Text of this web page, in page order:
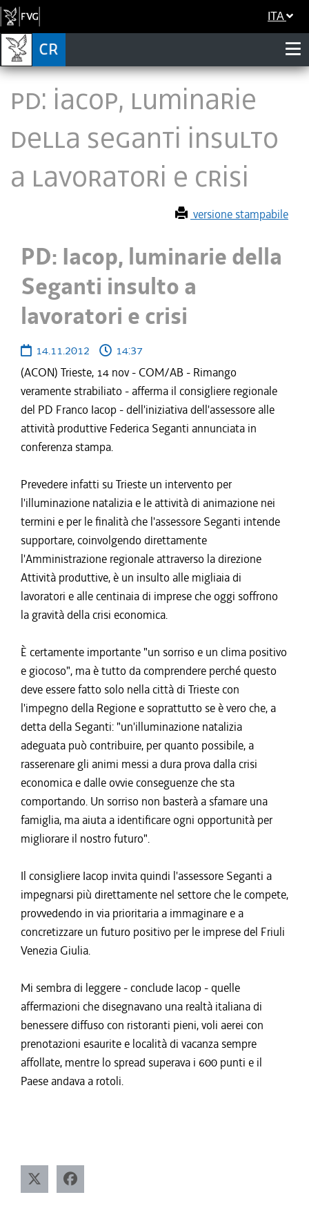
ITA
PD: Iacop, luminarie
della Seganti insulto
a lavoratori e crisi
versione stampabile
PD: Iacop, luminarie della
Seganti insulto a
lavoratori e crisi
14.11.2012
14:37
(ACON) Trieste, 14 nov - COM/AB - Rimango
veramente strabiliato - afferma il consigliere regionale
del PD Franco Iacop - dell'iniziativa dell'assessore alle
attività produttive Federica Seganti annunciata in
conferenza stampa.
Prevedere infatti su Trieste un intervento per
l'illuminazione natalizia e le attività di animazione nei
termini e per le finalità che l'assessore Seganti intende
supportare, coinvolgendo direttamente
l'Amministrazione regionale attraverso la direzione
Attività produttive, è un insulto alle migliaia di
lavoratori e alle centinaia di imprese che oggi soffrono
la gravità della crisi economica.
È certamente importante "un sorriso e un clima positivo
e giocoso", ma è tutto da comprendere perché questo
deve essere fatto solo nella città di Trieste con
l'impegno della Regione e soprattutto se è vero che, a
detta della Seganti: "un'illuminazione natalizia
adeguata può contribuire, per quanto possibile, a
rasserenare gli animi messi a dura prova dalla crisi
economica e dalle ovvie conseguenze che sta
comportando. Un sorriso non basterà a sfamare una
famiglia, ma aiuta a identificare ogni opportunità per
migliorare il nostro futuro".
Il consigliere Iacop invita quindi l'assessore Seganti a
impegnarsi più direttamente nel settore che le compete,
provvedendo in via prioritaria a immaginare e a
concretizzare un futuro positivo per le imprese del Friuli
Venezia Giulia.
Mi sembra di leggere - conclude Iacop - quelle
affermazioni che disegnavano una realtà italiana di
benessere diffuso con ristoranti pieni, voli aerei con
prenotazioni esaurite e località di vacanza sempre
affollate, mentre lo spread superava i 600 punti e il
Paese andava a rotoli.